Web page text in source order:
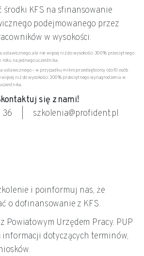
środki KFS na sfinansowanie
podejmowanego przez
w wysokości:
ustawicznego, ale nie więcej niż do wysokości 300% przeciętnego
roku na jednego uczestnika,
ustawicznego – w przypadku mikro przedsiębiorcy (do 10 osób
niż do wysokości 300% przeciętnego wynagrodzenia w
się z nami!
36 | szkolenia@profident.pl
i poinformuj nas, że
o dofinansowanie z KFS.
Powiatowym Urzędem Pracy. PUP
dotyczących terminów,